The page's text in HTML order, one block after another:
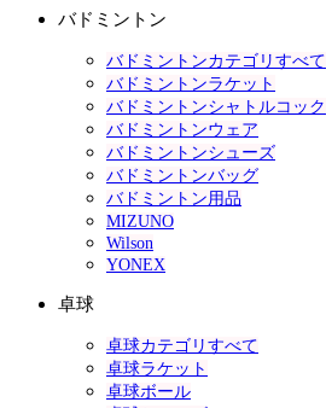
バドミントン
バドミントンカテゴリすべて
バドミントンラケット
バドミントンシャトルコック
バドミントンウェア
バドミントンシューズ
バドミントンバッグ
バドミントン用品
MIZUNO
Wilson
YONEX
卓球
卓球カテゴリすべて
卓球ラケット
卓球ボール